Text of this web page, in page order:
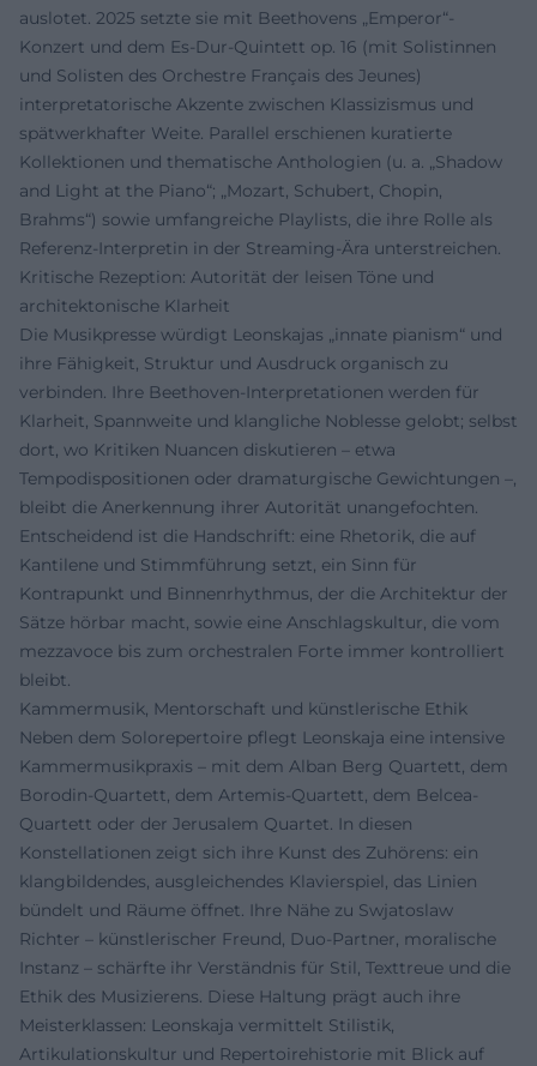
auslotet. 2025 setzte sie mit Beethovens „Emperor“-
Konzert und dem Es-Dur-Quintett op. 16 (mit Solistinnen
und Solisten des Orchestre Français des Jeunes)
interpretatorische Akzente zwischen Klassizismus und
spätwerkhafter Weite. Parallel erschienen kuratierte
Kollektionen und thematische Anthologien (u. a. „Shadow
and Light at the Piano“; „Mozart, Schubert, Chopin,
Brahms“) sowie umfangreiche Playlists, die ihre Rolle als
Referenz-Interpretin in der Streaming-Ära unterstreichen.
Kritische Rezeption: Autorität der leisen Töne und
architektonische Klarheit
Die Musikpresse würdigt Leonskajas „innate pianism“ und
ihre Fähigkeit, Struktur und Ausdruck organisch zu
verbinden. Ihre Beethoven-Interpretationen werden für
Klarheit, Spannweite und klangliche Noblesse gelobt; selbst
dort, wo Kritiken Nuancen diskutieren – etwa
Tempodispositionen oder dramaturgische Gewichtungen –,
bleibt die Anerkennung ihrer Autorität unangefochten.
Entscheidend ist die Handschrift: eine Rhetorik, die auf
Kantilene und Stimmführung setzt, ein Sinn für
Kontrapunkt und Binnenrhythmus, der die Architektur der
Sätze hörbar macht, sowie eine Anschlagskultur, die vom
mezzavoce bis zum orchestralen Forte immer kontrolliert
bleibt.
Kammermusik, Mentorschaft und künstlerische Ethik
Neben dem Solorepertoire pflegt Leonskaja eine intensive
Kammermusikpraxis – mit dem Alban Berg Quartett, dem
Borodin-Quartett, dem Artemis-Quartett, dem Belcea-
Quartett oder der Jerusalem Quartet. In diesen
Konstellationen zeigt sich ihre Kunst des Zuhörens: ein
klangbildendes, ausgleichendes Klavierspiel, das Linien
bündelt und Räume öffnet. Ihre Nähe zu Swjatoslaw
Richter – künstlerischer Freund, Duo-Partner, moralische
Instanz – schärfte ihr Verständnis für Stil, Texttreue und die
Ethik des Musizierens. Diese Haltung prägt auch ihre
Meisterklassen: Leonskaja vermittelt Stilistik,
Artikulationskultur und Repertoirehistorie mit Blick auf